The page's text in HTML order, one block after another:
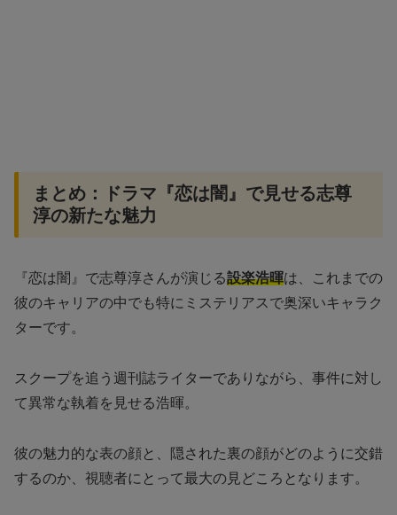
まとめ：ドラマ『恋は闇』で見せる志尊
淳の新たな魅力
『恋は闇』で志尊淳さんが演じる設楽浩暉は、これまでの
彼のキャリアの中でも特にミステリアスで奥深いキャラク
ターです。
スクープを追う週刊誌ライターでありながら、事件に対し
て異常な執着を見せる浩暉。
彼の魅力的な表の顔と、隠された裏の顔がどのように交錯
するのか、視聴者にとって最大の見どころとなります。